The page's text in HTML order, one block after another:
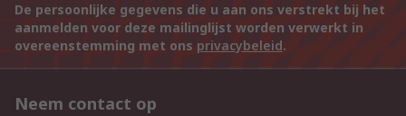
De persoonlijke gegevens die u aan ons verstrekt bij het
aanmelden voor deze mailinglijst worden verwerkt in
overeenstemming met ons privacybeleid.
Neem contact op